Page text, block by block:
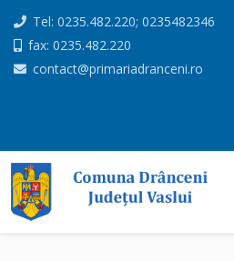
Tel: 0235.482.220; 0235482346
fax: 0235.482.220
contact@primariadranceni.ro